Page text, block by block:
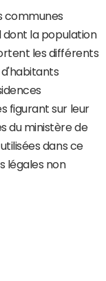
communes
dont la population
les différents
figurant sur leur
du ministère de
dans ce
légales non